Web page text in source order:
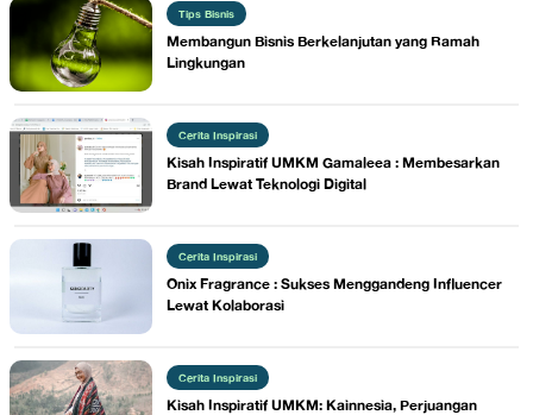
Tips Bisnis
​Membangun Bisnis Berkelanjutan yang Ramah
Lingkungan
Cerita Inspirasi
​Kisah Inspiratif UMKM Gamaleea : Membesarkan
Brand Lewat Teknologi Digital
Cerita Inspirasi
​Onix Fragrance : Sukses Menggandeng Influencer
Lewat Kolaborasi
Cerita Inspirasi
​Kisah Inspiratif UMKM: Kainnesia, Perjuangan